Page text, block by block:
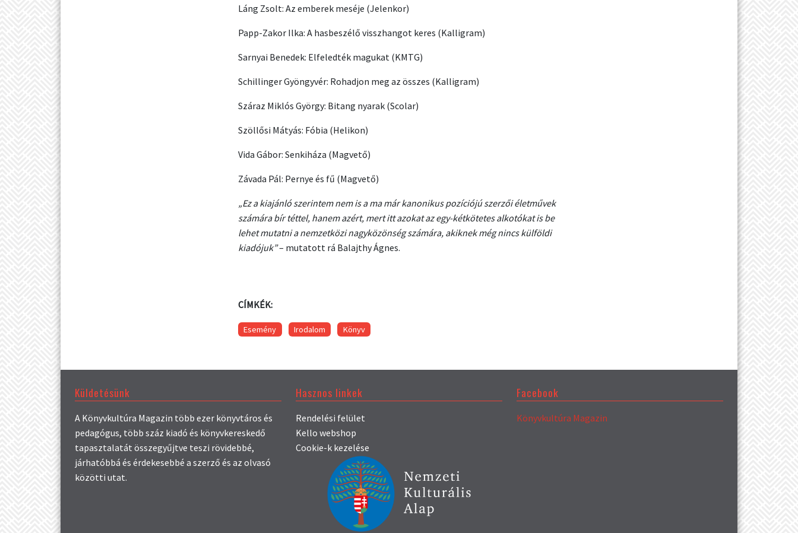
Láng Zsolt: Az emberek meséje (Jelenkor)
Papp-Zakor Ilka: A hasbeszélő visszhangot keres (Kalligram)
Sarnyai Benedek: Elfeledték magukat (KMTG)
Schillinger Gyöngyvér: Rohadjon meg az összes (Kalligram)
Száraz Miklós György: Bitang nyarak (Scolar)
Szöllősi Mátyás: Fóbia (Helikon)
Vida Gábor: Senkiháza (Magvető)
Závada Pál: Pernye és fű (Magvető)
„Ez a kiajánló szerintem nem is a ma már kanonikus pozíciójú szerzői életművek
számára bír téttel, hanem azért, mert itt azokat az egy-kétkötetes alkotókat is be
lehet mutatni a nemzetközi nagyközönség számára, akiknek még nincs külföldi
kiadójuk”– mutatott rá Balajthy Ágnes.
CÍMKÉK:
Esemény Irodalom Könyv
Küldetésünk
A Könyvkultúra Magazin több ezer könyvtáros és
pedagógus, több száz kiadó és könyvkereskedő
tapasztalatát összegyűjtve teszi rövidebbé,
járhatóbbá és érdekesebbé a szerző és az olvasó
közötti utat.
Hasznos linkek
Rendelési felület
Kello webshop
Cookie-k kezelése
Facebook
Könyvkultúra Magazin